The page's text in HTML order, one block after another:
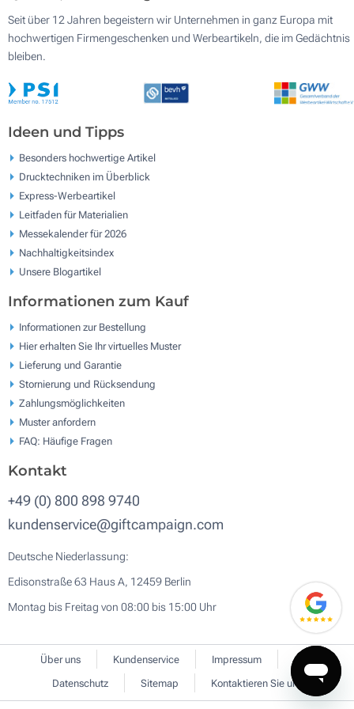
Seit über 12 Jahren begeistern wir Unternehmen in ganz Europa mit
hochwertigen Firmengeschenken und Werbeartikeln, die im Gedächtnis
bleiben.
Ideen und Tipps
Besonders hochwertige Artikel
Drucktechniken im Überblick
Express-Werbeartikel
Leitfaden für Materialien
Messekalender für 2026
Nachhaltigkeitsindex
Unsere Blogartikel
Informationen zum Kauf
Informationen zur Bestellung
Hier erhalten Sie Ihr virtuelles Muster
Lieferung und Garantie
Stornierung und Rücksendung
Zahlungsmöglichkeiten
Muster anfordern
FAQ: Häufige Fragen
Kontakt
+49 (0) 800 898 9740
kundenservice@giftcampaign.com
Deutsche Niederlassung:
Edisonstraße 63 Haus A, 12459 Berlin
Montag bis Freitag von 08:00 bis 15:00 Uhr
Über uns Kundenservice Impressum
AGB
Datenschutz
Sitemap Kontaktieren Sie uns